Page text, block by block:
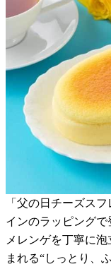
「父の日チーズス
インのラッピングで
メレンゲを丁寧に
まれる“しっとり、